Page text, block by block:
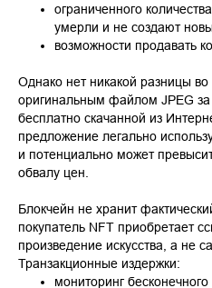
ограниченного
умерли и не создают
возможности продавать
Однако нет никакой разницы
оригинальным файлом JPEG
бесплатно скачанной из
предложение легально
и потенциально может
обвалу цен.
Блокчейн не хранит
покупатель NFT приобретает
произведение искусства, а не
Транзакционные издержки:
мониторинг